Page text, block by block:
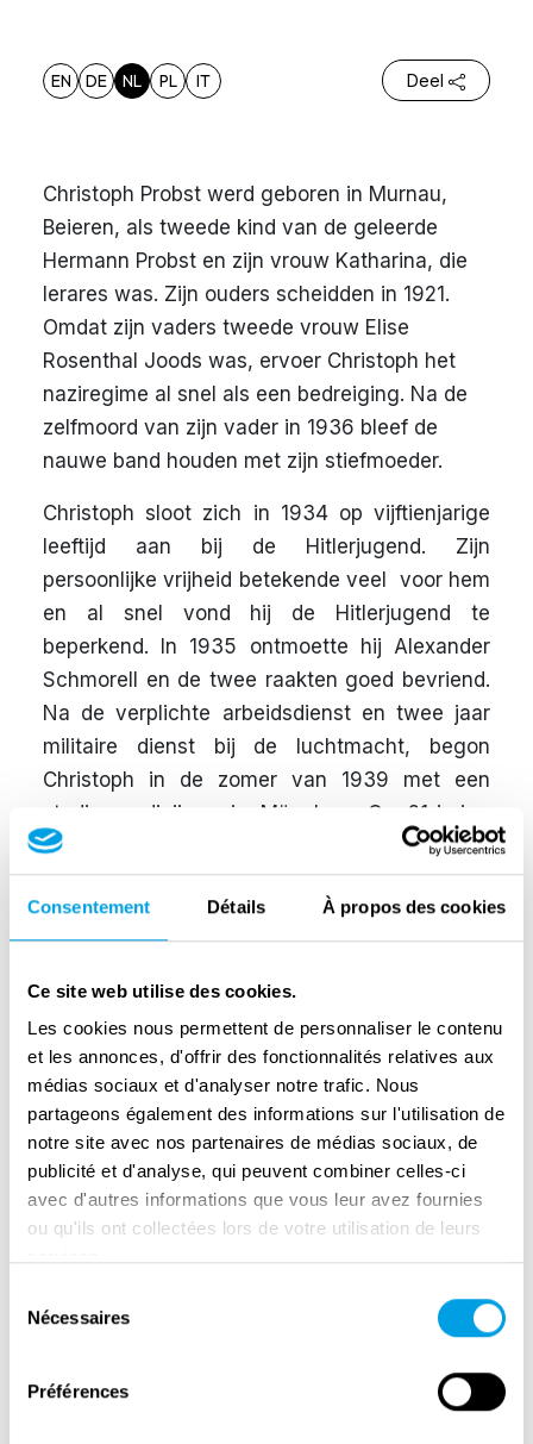
Consentement Détails À propos des cookies
Ce site web utilise des cookies.
Les cookies nous permettent de personnaliser le contenu
et les annonces, d'offrir des fonctionnalités relatives aux
médias sociaux et d'analyser notre trafic. Nous
partageons également des informations sur l'utilisation de
notre site avec nos partenaires de médias sociaux, de
publicité et d'analyse, qui peuvent combiner celles-ci
avec d'autres informations que vous leur avez fournies
ou qu'ils ont collectées lors de votre utilisation de leurs
Nécessaires
Préférences
EN DE NL PL IT Deel
Christoph Probst werd geboren in Murnau,
Beieren, als tweede kind van de geleerde
Hermann Probst en zijn vrouw Katharina, die
lerares was. Zijn ouders scheidden in 1921.
Omdat zijn vaders tweede vrouw Elise
Rosenthal Joods was, ervoer Christoph het
naziregime al snel als een bedreiging. Na de
zelfmoord van zijn vader in 1936 bleef de
nauwe band houden met zijn stiefmoeder.
Christoph sloot zich in 1934 op vijftienjarige
leeftijd aan bij de Hitlerjugend. Zijn
persoonlijke vrijheid betekende veel voor hem
en al snel vond hij de Hitlerjugend te
beperkend. In 1935 ontmoette hij Alexander
Schmorell en de twee raakten goed bevriend.
Na de verplichte arbeidsdienst en twee jaar
militaire dienst bij de luchtmacht, begon
Christoph in de zomer van 1939 met een
studie medicijnen in München. Op 21-jarige
leeftijd trouwde hij met Herta Dohrn. Zij kwam
uit een familie die kritisch tegenover het
naziregime stond. Samen kregen ze drie
kinderen.
Als militair bij de luchtmacht werd Christoph
overgeplaatst van München naar Straatsburg
en vervolgens naar Innsbruck. Hij ontmoette
Hans Scholl, oprichter van verzetsgroep De
Witte Roos, in het voorjaar van 1941 via zijn
vriend Alexander Schmorell. Probst ging naar
de bijeenkomsten van De Witte Roos als hij in
München was. Omdat hij al een gezin had,
hield hij zich niet bezig met de gevaarlijkste
verzetsactiviteiten. Eind januari 1943 schreef
Christoph een tekst voor een pamflet,
nederlaag bij Stalingrad. Hij veroordeelde de